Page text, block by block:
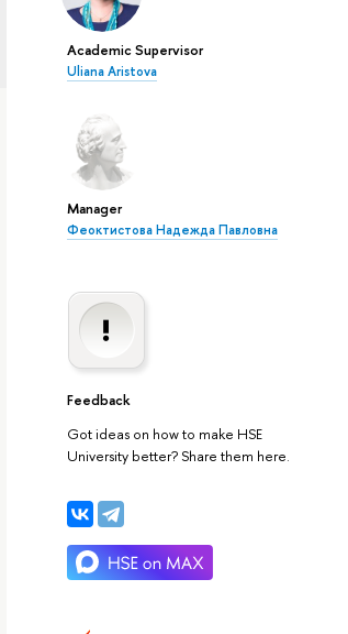
Academic Supervisor
Uliana Aristova
Manager
Феоктистова Надежда Павловна
Feedback
Got ideas on how to make HSE
University better? Share them here.